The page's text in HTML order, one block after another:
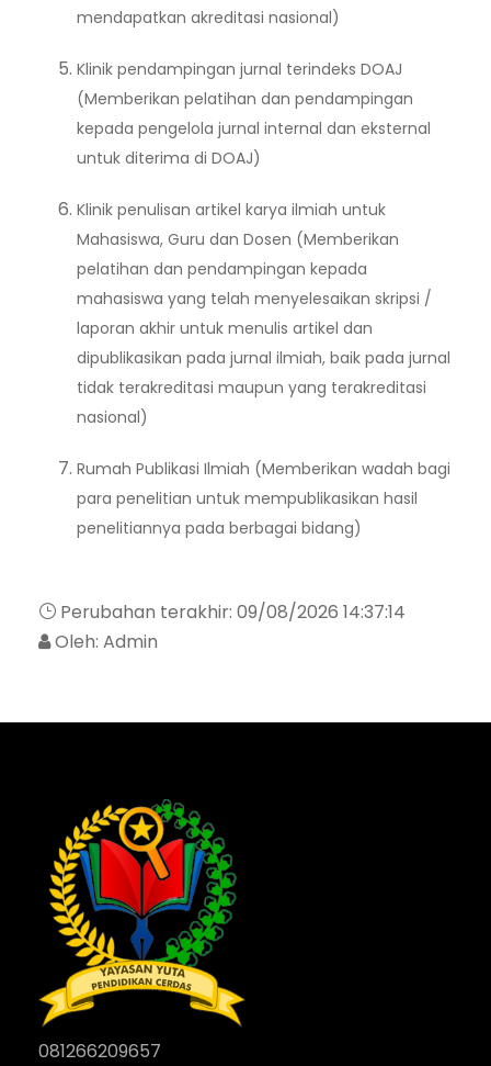
mendapatkan akreditasi nasional)
Klinik pendampingan jurnal terindeks DOAJ
(Memberikan pelatihan dan pendampingan
kepada pengelola jurnal internal dan eksternal
untuk diterima di DOAJ)
Klinik penulisan artikel karya ilmiah untuk
Mahasiswa, Guru dan Dosen (Memberikan
pelatihan dan pendampingan kepada
mahasiswa yang telah menyelesaikan skripsi /
laporan akhir untuk menulis artikel dan
dipublikasikan pada jurnal ilmiah, baik pada jurnal
tidak terakreditasi maupun yang terakreditasi
nasional)
Rumah Publikasi Ilmiah (Memberikan wadah bagi
para penelitian untuk mempublikasikan hasil
penelitiannya pada berbagai bidang)
Perubahan terakhir: 09/08/2026 14:37:14
Oleh: Admin
081266209657